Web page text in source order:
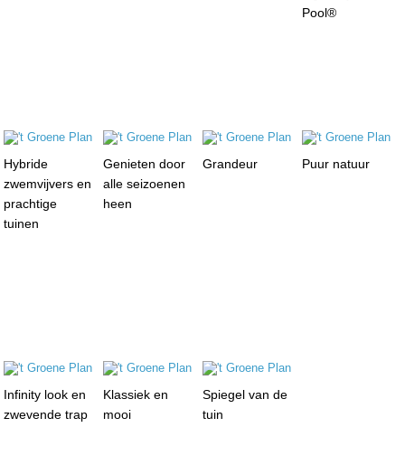
Pool®
Hybride
zwemvijvers en
prachtige
tuinen
Genieten door
alle seizoenen
heen
Grandeur Puur natuur
Infinity look en
zwevende trap
Klassiek en
mooi
Spiegel van de
tuin